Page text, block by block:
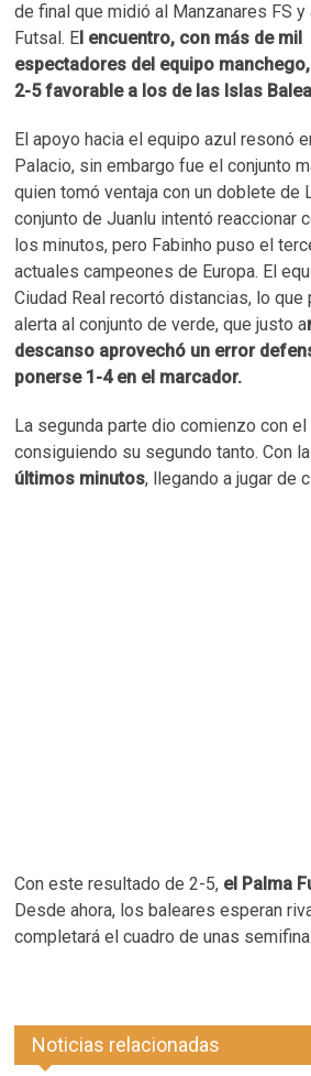
de final que midió al Manzanares FS y
Futsal. El encuentro, con más de mil
espectadores del equipo
2-5 favorable a los de las Islas
El apoyo hacia el equipo azul resonó
Palacio, sin embargo fue el conjunto
quien tomó ventaja con un doblete de
conjunto de Juanlu intentó reaccionar
los minutos, pero Fabinho puso el
actuales campeones de Europa. El
Ciudad Real recortó distancias, lo que
alerta al conjunto de verde, que justo a
descanso aprovechó un error
ponerse 1-4 en el marcador.
La segunda parte dio comienzo con
consiguiendo su segundo tanto. Con
últimos minutos, llegando a jugar de
Con este resultado de 2-5, el Palma
Desde ahora, los baleares esperan
completará el cuadro de unas
Noticias relacionadas